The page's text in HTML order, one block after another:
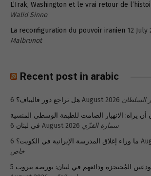
L’Irak, Washington et le vrai retour de
Walid Sinno
La reconfiguration du pouvoir iranien 12 July
Malbrunot
Recent post in arabic
هل تراجع دور قاليباف؟ 6 August 2026 السلطان
أن يراه: الانهيار الصامت للطبقة الوسطى المنسية
في لبنان 6 August 2026 سمارة القزّي
ما وراء إغلاق المدرسة الإيرانية في الكويت؟ 6
خاص
المُحتجزة ودائعهم في لبنان: بورصة بيروت 5